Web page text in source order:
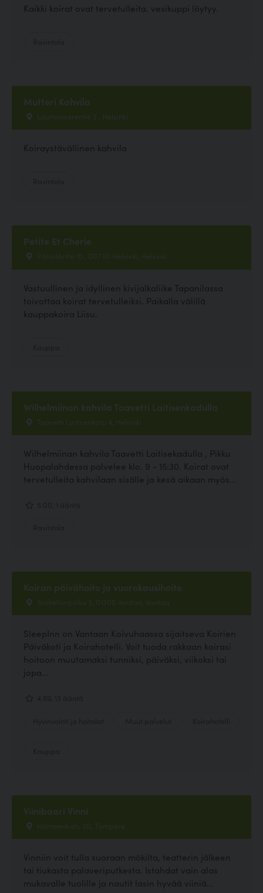
Kaikki koirat ovat tervetulleita. vesikuppi löytyy.
Mutteri Kahvila
Lauttasaarentie 2 , Helsinki
Koiraystävällinen kahvila
Petite Et Cherie
Päivöläntie 15 , 00730 Helsinki, Helsinki
Vastuullinen ja idyllinen kivijalkaliike Tapanilassa
toivottaa koirat tervetulleiksi. Paikalla välillä
kauppakoira Liisu.
Wilhelmiinan kahvila Taavetti Laitisenkadulla
Taavetti Laitisenkatu 4, Helsinki
Wilhelmiinan kahvila Taavetti Laitisekadulla , Pikku
Huopalahdessa palvelee klo. 9 - 15:30. Koirat ovat
tervetulleita kahvilaan sisälle ja kesä aikaan myös...
Koiran päivähoito ja vuorokausihoito
Sinikellonpolku 3, 01300 Vantaa, Vantaa
SleepInn on Vantaan Koivuhaassa sijaitseva Koirien
Päiväkoti ja Koirahotelli. Voit tuoda rakkaan koirasi
hoitoon muutamaksi tunniksi, päiväksi, viikoksi tai
jopa...
Viinibaari Vinni
Hämeenkatu 30, Tampere
Vinniin voit tulla suoraan mökilta, teatterin jälkeen
tai tiukasta palaveriputkesta. Istahdat vain alas
mukavalle tuolille ja nautit lasin hyvää viiniä...